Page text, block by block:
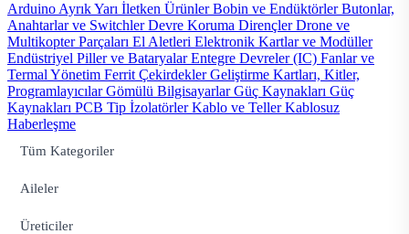
Arduino Ayrık Yarı İletken ÜrünlerBobin ve EndüktörlerButonlar,
Anahtarlar ve SwitchlerDevre Koruma DirençlerDrone ve
Multikopter Parçaları El Aletleri Elektronik Kartlar ve Modüller
Endüstriyel Piller ve BataryalarEntegre Devreler (IC) Fanlar ve
Termal Yönetim Ferrit ÇekirdeklerGeliştirme Kartları, Kitler,
ProgramlayıcılarGömülü BilgisayarlarGüç Kaynakları Güç
Kaynakları PCB Tip İzolatörlerKablo ve TellerKablosuz
Haberleşme
Tüm Kategoriler
Aileler
Üreticiler